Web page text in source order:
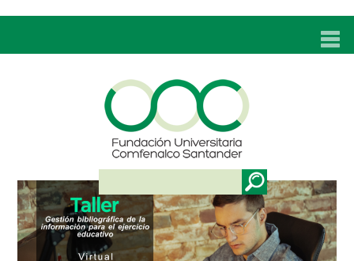
UNC
ADMISIONES
PROGRAMAS
TÉCNICOS LABORALES
BIENESTAR